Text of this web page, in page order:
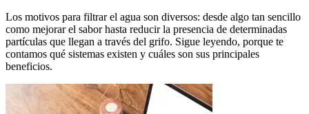
Los motivos para filtrar el agua son diversos: desde algo tan sencillo
como mejorar el sabor hasta reducir la presencia de determinadas
partículas que llegan a través del grifo. Sigue leyendo, porque te
contamos qué sistemas existen y cuáles son sus principales
beneficios.